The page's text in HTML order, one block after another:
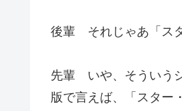
後輩 それじゃあ「ス
先輩 いや、そういう
版で言えば、「スター